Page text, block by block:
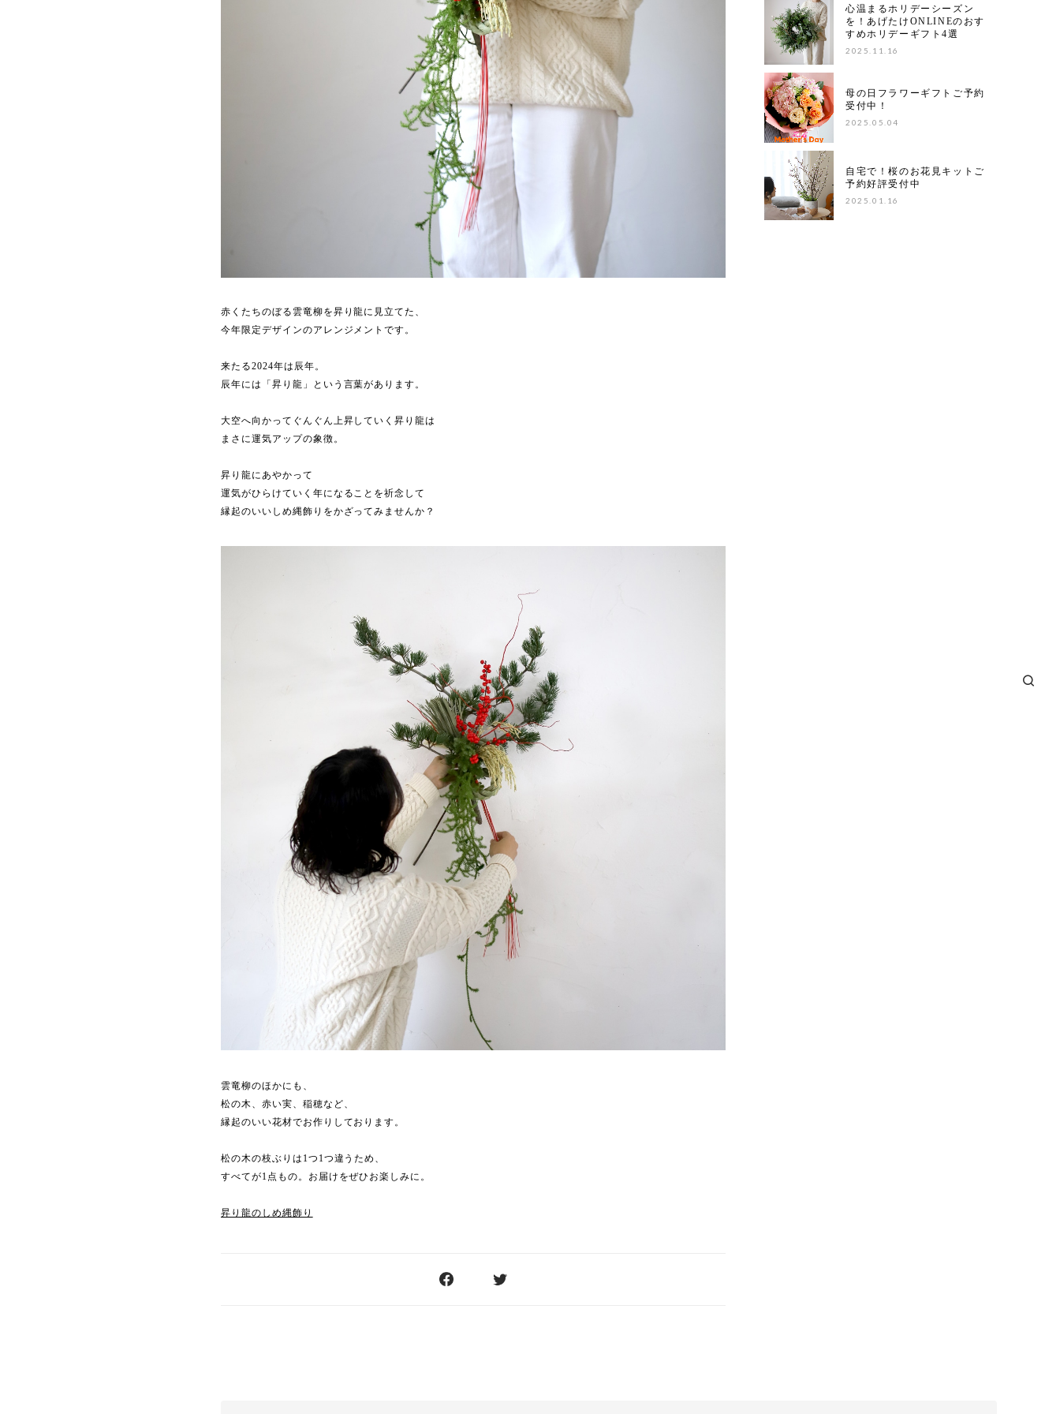
赤くたちのぼる雲竜柳を昇り龍に見立てた、
今年限定デザインのアレンジメントです。
来たる2024年は辰年。
辰年には「昇り龍」という言葉があります。
大空へ向かってぐんぐん上昇していく昇り龍は
まさに運気アップの象徴。
昇り龍にあやかって
運気がひらけていく年になることを祈念して
縁起のいいしめ縄飾りをかざってみませんか？
雲竜柳のほかにも、
松の木、赤い実、稲穂など、
縁起のいい花材でお作りしております。
松の木の枝ぶりは1つ1つ違うため、
すべてが1点もの。お届けをぜひお楽しみに。
昇り龍のしめ縄飾り
心温まるホリデーシーズン
を！あげたけONLINEのおす
すめホリデーギフト4選
2025.11.16
母の日フラワーギフトご予約
受付中！
2025.05.04
自宅で！桜のお花見キットご
予約好評受付中
2025.01.16